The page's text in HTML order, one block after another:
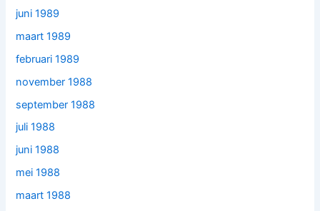
juni 1989
maart 1989
februari 1989
november 1988
september 1988
juli 1988
juni 1988
mei 1988
maart 1988